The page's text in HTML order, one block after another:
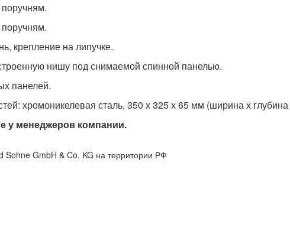
крепление на липучке.
нишу под снимаемой спинной панелью.
панелей.
хромоникелевая сталь, 350 х 325 х 65 мм (ширина х
у менеджеров компании.
Sohne GmbH & Co. KG на территории РФ